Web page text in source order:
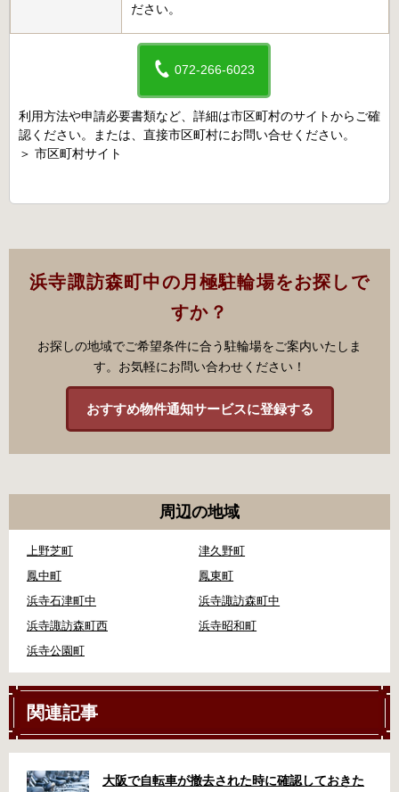
ださい。
072-266-6023
利用方法や申請必要書類など、詳細は市区町村のサイトからご確
認ください。または、直接市区町村にお問い合せください。
＞ 市区町村サイト
浜寺諏訪森町中の月極駐輪場をお探しで
すか？
お探しの地域でご希望条件に合う駐輪場をご案内いたしま
す。お気軽にお問い合わせください！
おすすめ物件通知サービスに登録する
周辺の地域
上野芝町
津久野町
鳳中町
鳳東町
浜寺石津町中
浜寺諏訪森町中
浜寺諏訪森町西
浜寺昭和町
浜寺公園町
関連記事
大阪で自転車が撤去された時に確認しておきた